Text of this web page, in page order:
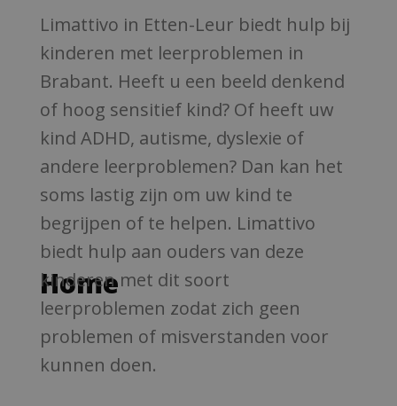
men in
Etten-Leur,
Brabant
Home
Hulp bij
kinderen met
leerproblemen Brabant
Limattivo in Etten-Leur biedt hulp bij
kinderen met leerproblemen in
Brabant. Heeft u een beeld denkend
of hoog sensitief kind? Of heeft uw
kind ADHD, autisme, dyslexie of
andere leerproblemen? Dan kan het
soms lastig zijn om uw kind te
begrijpen of te helpen. Limattivo
biedt hulp aan ouders van deze
kinderen met dit soort
leerproblemen zodat zich geen
problemen of misverstanden voor
kunnen doen.